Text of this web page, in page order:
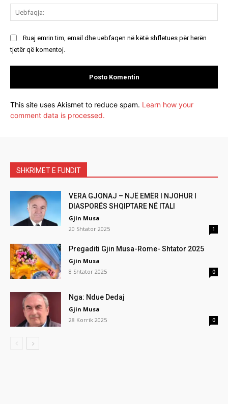
Ruaj emrin tim, email dhe uebfaqen në këtë shfletues për herën
tjetër që komentoj.
This site uses Akismet to reduce spam. Learn how your
comment data is processed.
SHKRIMET E FUNDIT
VERA GJONAJ – NJË EMËR I NJOHUR I
DIASPORËS SHQIPTARE NË ITALI
Gjin Musa
20 Shtator 2025
1
Pregaditi Gjin Musa-Rome- Shtator 2025
Gjin Musa
8 Shtator 2025
0
Nga: Ndue Dedaj
Gjin Musa
28 Korrik 2025
0